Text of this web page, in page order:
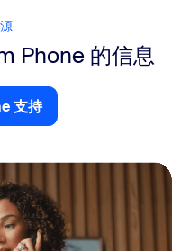
Phone 的信息
支持
Clips 支持